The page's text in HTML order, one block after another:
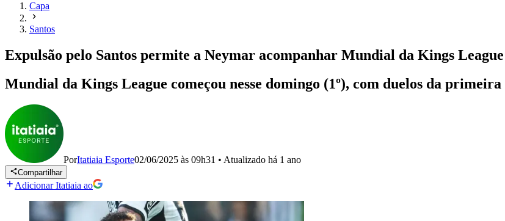
Capa
Santos
Expulsão pelo Santos permite a Neymar acompanhar Mundial da Kings League
Mundial da Kings League começou nesse domingo (1º), com duelos da
PorItatiaia Esporte02/06/2025 às 09h31 • Atualizado há 1 ano
Compartilhar
Adicionar Itatiaia ao